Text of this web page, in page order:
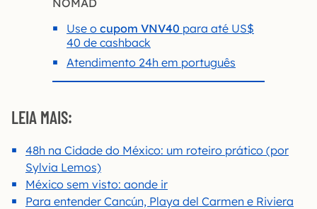
NOMAD
Use o cupom VNV40 para até US$
40 de cashback
Atendimento 24h em português
LEIA MAIS:
48h na Cidade do México: um roteiro prático (por
Sylvia Lemos)
México sem visto: aonde ir
Para entender Cancún, Playa del Carmen e Riviera